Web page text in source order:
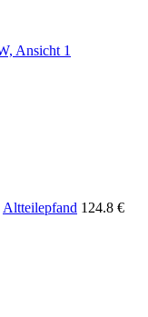
Altteilepfand 124.8 €